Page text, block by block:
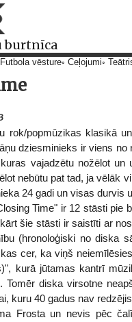
burtnīca
Futbola vēsture Ceļojumi
rok/popmūzikas klasikā
dziesminieks ir viens
vajadzētu nožēlot
nebūtu pat tad, ja vēlāk
24 gadi un visas durvis
Time" ir 12 stāsti pie
šie stāsti ir saistīti ar
(hronoloģiski no diska
cer, ka viņš
kurā jūtamas kantrī
Tomēr diska virsotne
kuru 40 gadus nav
Frosta un nevis pēc